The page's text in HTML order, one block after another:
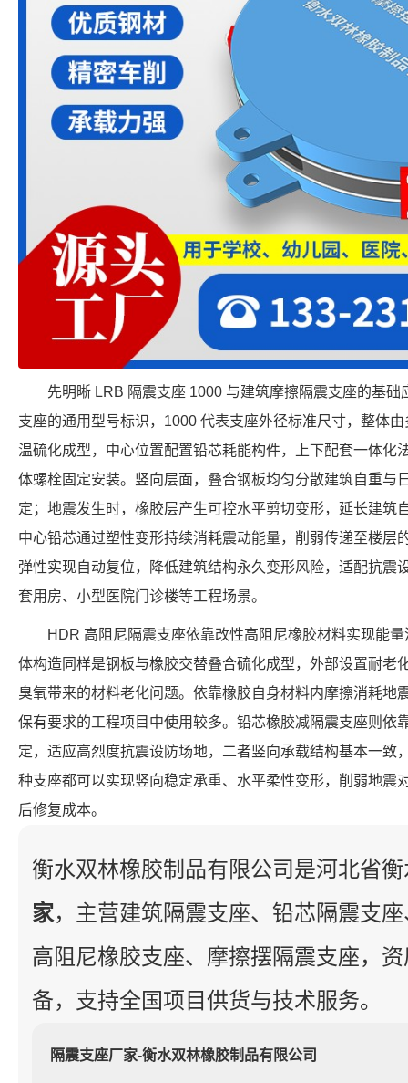
先明晰 LRB 隔震支座 1000 与建筑摩擦隔震支座的基
支座的通用型号标识，1000 代表支座外径标准尺寸，整体
温硫化成型，中心位置配置铅芯耗能构件，上下配套一体化
体螺栓固定安装。竖向层面，叠合钢板均匀分散建筑自重与
定；地震发生时，橡胶层产生可控水平剪切变形，延长建筑
中心铅芯通过塑性变形持续消耗震动能量，削弱传递至楼层
弹性实现自动复位，降低建筑结构永久变形风险，适配抗震
套用房、小型医院门诊楼等工程场景。
HDR 高阻尼隔震支座依靠改性高阻尼橡胶材料实现能
体构造同样是钢板与橡胶交替叠合硫化成型，外部设置耐老
臭氧带来的材料老化问题。依靠橡胶自身材料内摩擦消耗地
保有要求的工程项目中使用较多。铅芯橡胶减隔震支座则依
定，适应高烈度抗震设防场地，二者竖向承载结构基本一致
种支座都可以实现竖向稳定承重、水平柔性变形，削弱地震
后修复成本。
衡水双林橡胶制品有限公司是河北省
家，主营建筑隔震支座、铅芯隔震支
高阻尼橡胶支座、摩擦摆隔震支座，
备，支持全国项目供货与技术服务。
隔震支座厂家-衡水双林橡胶制品有限公司